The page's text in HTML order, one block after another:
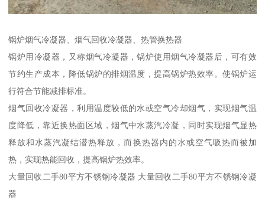
锅炉烟气冷凝器、烟气回收冷凝器、热管换热器
锅炉用冷凝器，又称烟气冷凝器，锅炉使用烟气冷凝器后，可有效
节约生产成本，降低锅炉的排烟温度，提高锅炉热效率。使锅炉运
行符合节能减排标准。
烟气回收冷凝器，利用温度较低的水或空气冷却烟气，实现烟气温
度降低，靠近换热面区域，烟气中水蒸汽冷凝，同时实现烟气显热
释放和水蒸汽凝结潜热释放，而换热器内的水或空气吸热而被加
热，实现热能回收，提高锅炉热效率。
大量回收二手80平方不锈钢冷凝器 大量回收二手80平方不锈钢冷凝
器